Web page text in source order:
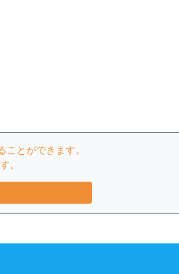
とができます。
。